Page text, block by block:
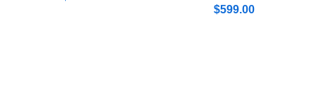
$599.00